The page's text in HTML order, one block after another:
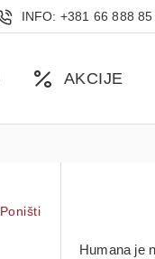
INFO: +381 66 888
AKCIJE
Poništi
Humana je